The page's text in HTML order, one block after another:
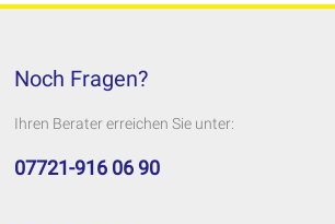
Noch Fragen?
Ihren Berater erreichen Sie unter:
07721-916 06 90